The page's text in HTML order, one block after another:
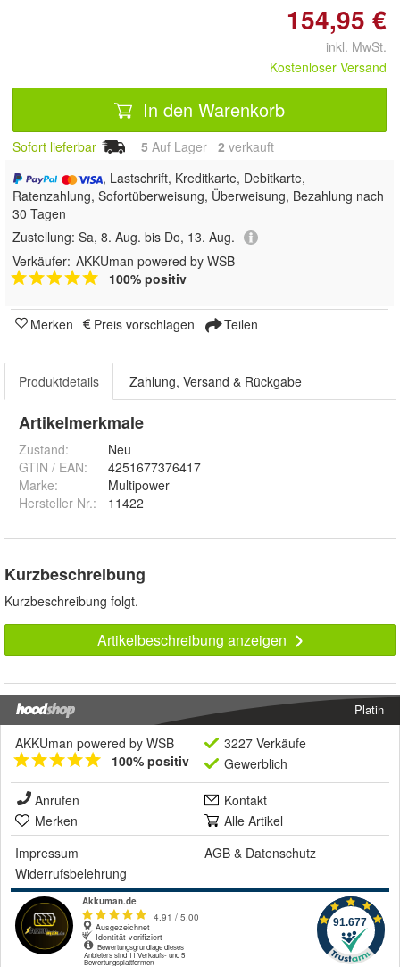
154,95 €
inkl. MwSt.
Kostenloser Versand
In den Warenkorb
Sofort lieferbar 5 Auf Lager 2 verkauft
, Lastschrift, Kreditkarte, Debitkarte,
Ratenzahlung, Sofortüberweisung, Überweisung, Bezahlung nach
30 Tagen
Zustellung: Sa, 8. Aug. bis Do, 13. Aug.
Verkäufer: AKKUman powered by WSB
100% positiv
Merken Preis vorschlagen Teilen
Produktdetails Zahlung, Versand & Rückgabe
Artikelmerkmale
Zustand:
Neu
GTIN / EAN:
4251677376417
Marke:
Multipower
Hersteller Nr.:
11422
Kurzbeschreibung
Kurzbeschreibung folgt.
Artikelbeschreibung anzeigen
Platin
AKKUman powered by WSB
100% positiv
3227 Verkäufe
Gewerblich
Anrufen
Kontakt
Merken
Alle Artikel
Impressum
AGB & Datenschutz
Widerrufsbelehrung